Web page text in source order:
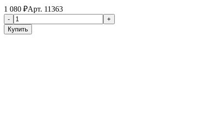
1 080 ₽Арт. 11363
-
+
Купить